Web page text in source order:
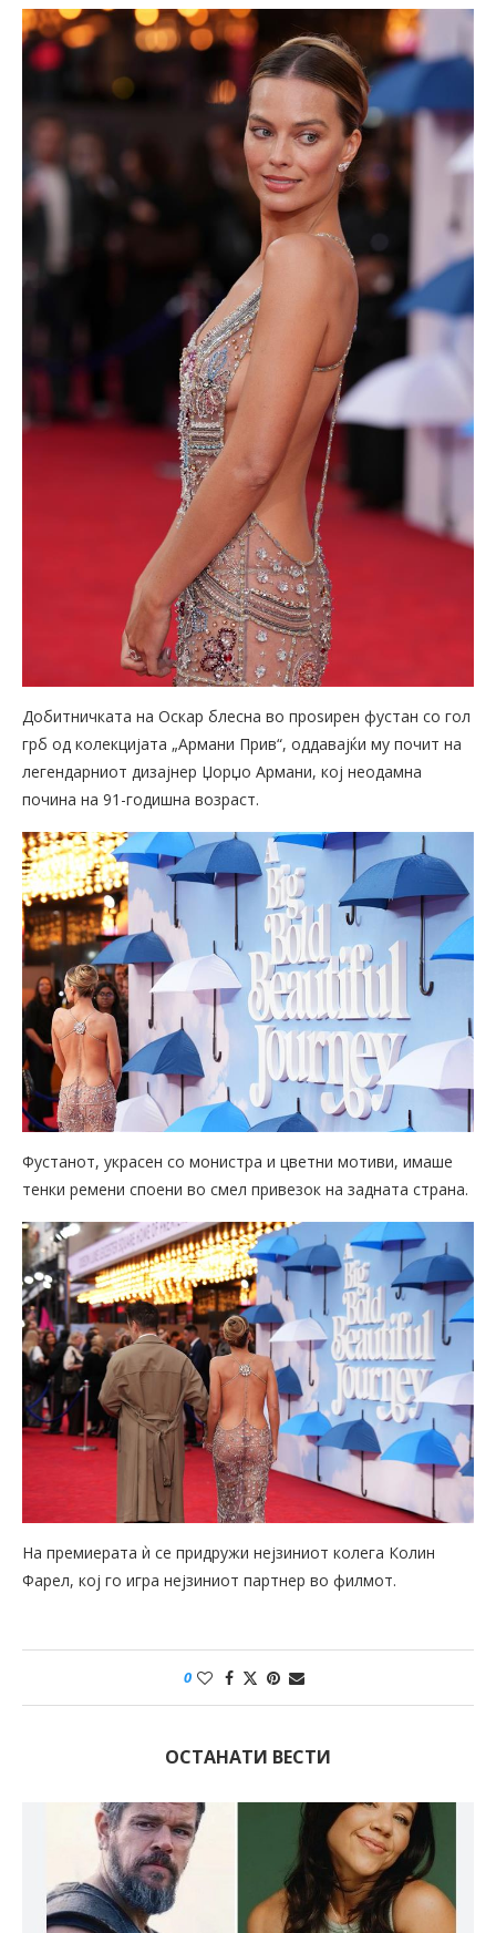
Добитничката на Оскар блесна во проѕирен фустан со гол
грб од колекцијата „Армани Прив“, оддавајќи му почит на
легендарниот дизајнер Џорџо Армани, кој неодамна
почина на 91-годишна возраст.
Фустанот, украсен со монистра и цветни мотиви, имаше
тенки ремени споени во смел привезок на задната страна.
На премиерата ѝ се придружи нејзиниот колега Колин
Фарел, кој го игра нејзиниот партнер во филмот.
0
ОСТАНАТИ ВЕСТИ